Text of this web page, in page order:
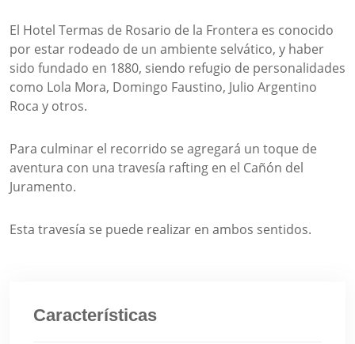
El Hotel Termas de Rosario de la Frontera es conocido
por estar rodeado de un ambiente selvático, y haber
sido fundado en 1880, siendo refugio de personalidades
como Lola Mora, Domingo Faustino, Julio Argentino
Roca y otros.
Para culminar el recorrido se agregará un toque de
aventura con una travesía rafting en el Cañón del
Juramento.
Esta travesía se puede realizar en ambos sentidos.
Características